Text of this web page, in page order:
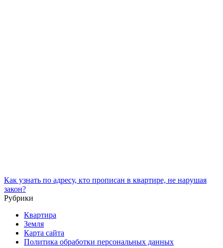
Как узнать по адресу, кто прописан в квартире, не нарушая
закон?
Рубрики
Квартира
Земля
Карта сайта
Политика обработки персональных данных